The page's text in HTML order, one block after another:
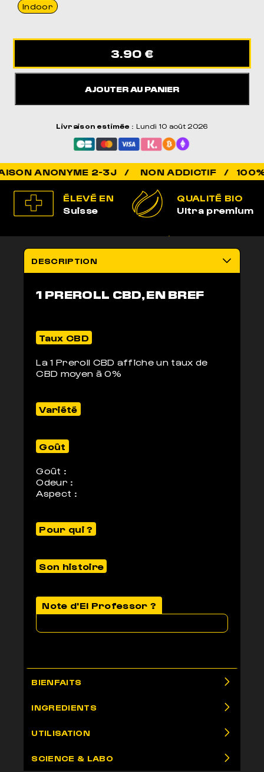
Indoor
3.90 €
AJOUTER AU PANIER
Livraison estimée : Lundi 10 août 2026
NON ADDICTIF / 100%
ÉLEVÉ EN
Suisse
QUALITÉ BIO
Ultra premium
Non addictif
anonyme 2-3j
DESCRIPTION
1 PREROLL CBD, EN BREF
Taux CBD
La 1 Preroll CBD affiche un taux de
CBD moyen à 0%
Variété
Goût
Goût :
Odeur :
Aspect :
Pour qui ?
Son histoire
Note d'El Professor ?
BIENFAITS
INGREDIENTS
UTILISATION
SCIENCE & LABO